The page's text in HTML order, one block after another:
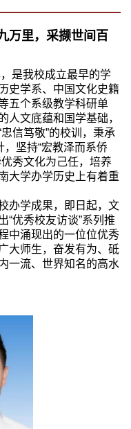
万里，采撷世间百
是我校成立最早的学
史学系、中国文化史籍
五个系级教学科研单
人文底蕴和国学基础，
信笃敬”的校训，秉承
，坚持“宏教泽而系侨
秀文化为己任，培养
大学办学历史上有着重
办学成果，即日起，文
“优秀校友访谈”系列推
中涌现出的一位位优秀
大师生，奋发有为、砥
一流、世界知名的高水